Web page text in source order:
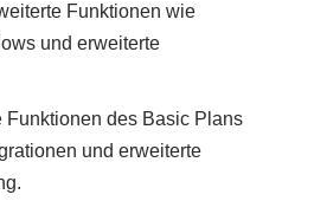
Funktionen wie
und erweiterte
Funktionen des Basic Plans
und erweiterte